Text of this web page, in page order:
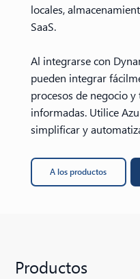
locales,
SaaS.
Al integrarse con
pueden integrar
procesos de negocio
informadas. Utilice
simplificar y
A los productos
Productos